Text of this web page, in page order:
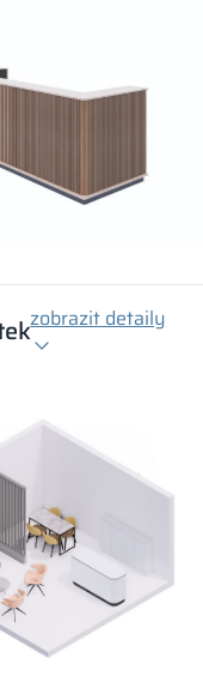
zobrazit detaily